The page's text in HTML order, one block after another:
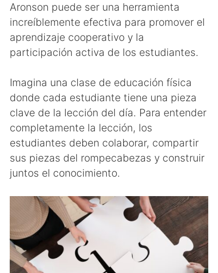
Aronson puede ser una herramienta
increíblemente efectiva para promover el
aprendizaje cooperativo y la
participación activa de los estudiantes.
Imagina una clase de educación física
donde cada estudiante tiene una pieza
clave de la lección del día. Para entender
completamente la lección, los
estudiantes deben colaborar, compartir
sus piezas del rompecabezas y construir
juntos el conocimiento.